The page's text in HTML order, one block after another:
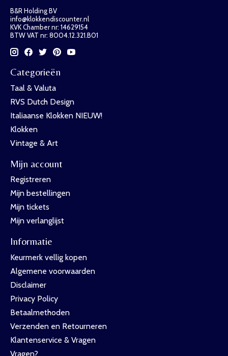
B&R Holding BV
info@klokkendiscounter.nl
KVK Chamber nr: 14629154
BTW VAT nr: 8004.12.321.B01
Categorieën
Taal & Valuta
RVS Dutch Design
Italiaanse Klokken NIEUW!
Klokken
Vintage & Art
Mijn account
Registreren
Mijn bestellingen
Mijn tickets
Mijn verlanglijst
Informatie
Keurmerk vellig kopen
Algemene voorwaarden
Disclaimer
Privacy Policy
Betaalmethoden
Verzenden en Retourneren
Klantenservice & Vragen
Vragen?